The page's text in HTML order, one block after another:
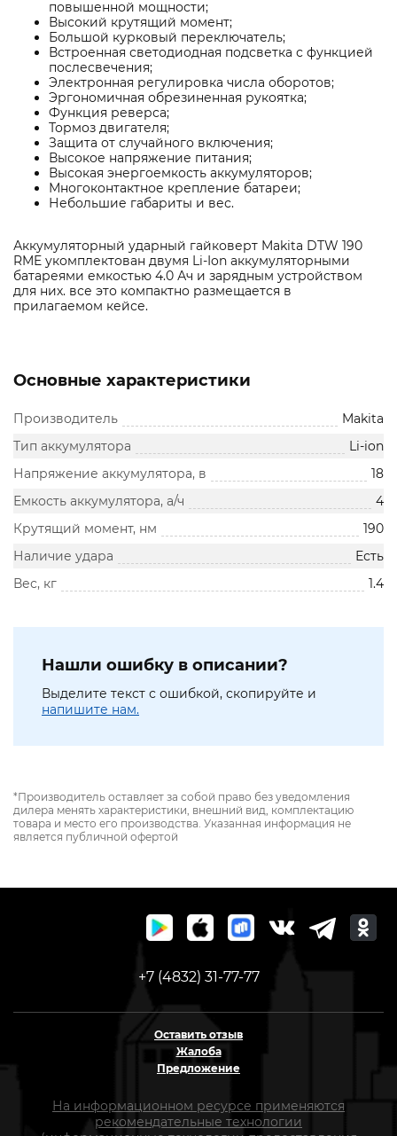
повышенной мощности;
Высокий крутящий момент;
Большой курковый переключатель;
Встроенная светодиодная подсветка с функцией
послесвечения;
Электронная регулировка числа оборотов;
Эргономичная обрезиненная рукоятка;
Функция реверса;
Тормоз двигателя;
Защита от случайного включения;
Высокое напряжение питания;
Высокая энергоемкость аккумуляторов;
Многоконтактное крепление батареи;
Небольшие габариты и вес.
Аккумуляторный ударный гайковерт Makita DTW 190
RME укомплектован двумя Li-Ion аккумуляторными
батареями емкостью 4.0 Ач и зарядным устройством
для них. все это компактно размещается в
прилагаемом кейсе.
Основные характеристики
Производитель
Makita
Тип аккумулятора
Li-ion
Напряжение аккумулятора, в
18
Емкость аккумулятора, а/ч
4
Крутящий момент, нм
190
Наличие удара
Есть
Вес, кг
1.4
Нашли ошибку в описании?
Выделите текст с ошибкой, скопируйте и
напишите нам.
*Производитель оставляет за собой право без уведомления
дилера менять характеристики, внешний вид, комплектацию
товара и место его производства. Указанная информация не
является публичной офертой
+7 (4832) 31-77-77
Оставить отзыв
Жалоба
Предложение
На информационном ресурсе применяются
рекомендательные технологии